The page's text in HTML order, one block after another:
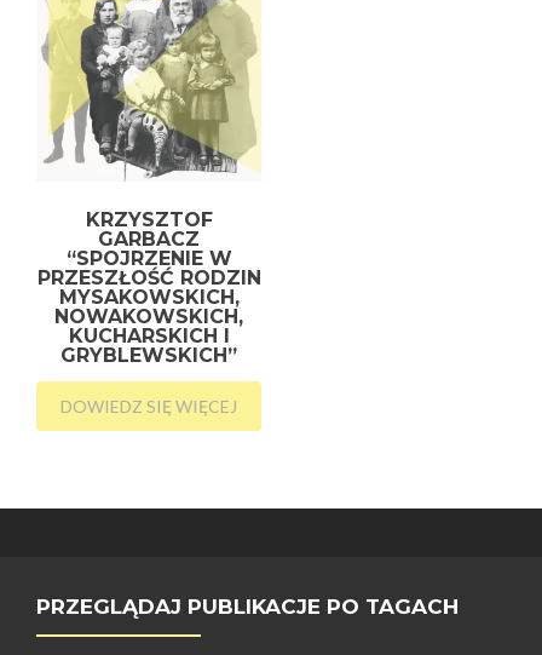
KRZYSZTOF
GARBACZ
“SPOJRZENIE W
PRZESZŁOŚĆ RODZIN
MYSAKOWSKICH,
NOWAKOWSKICH,
KUCHARSKICH I
GRYBLEWSKICH”
DOWIEDZ SIĘ WIĘCEJ
PRZEGLĄDAJ PUBLIKACJE PO TAGACH